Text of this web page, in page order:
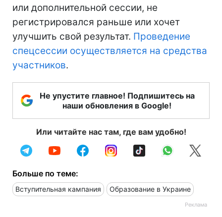
или дополнительной сессии, не
регистрировался раньше или хочет
улучшить свой результат. Проведение
спецсессии осуществляется на средства
участников.
Не упустите главное! Подпишитесь на
наши обновления в Google!
Или читайте нас там, где вам удобно!
Больше по теме:
Вступительная кампания Образование в Украине